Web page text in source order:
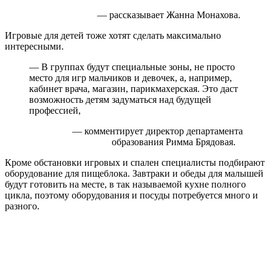
— рассказывает Жанна Монахова.
Игровые для детей тоже хотят сделать максимально
интересными.
— В группах будут специальные зоны, не просто
место для игр мальчиков и девочек, а, например,
кабинет врача, магазин, парикмахерская. Это даст
возможность детям задуматься над будущей
профессией,
— комментирует директор департамента
образования Римма Брядовая.
Кроме обстановки игровых и спален специалисты подбирают
оборудование для пищеблока. Завтраки и обеды для малышей
будут готовить на месте, в так называемой кухне полного
цикла, поэтому оборудования и посуды потребуется много и
разного.